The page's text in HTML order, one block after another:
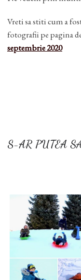
Vreti sa stiti cum a
fotografii pe pagina
septembrie 2020
S-AR PUTEA